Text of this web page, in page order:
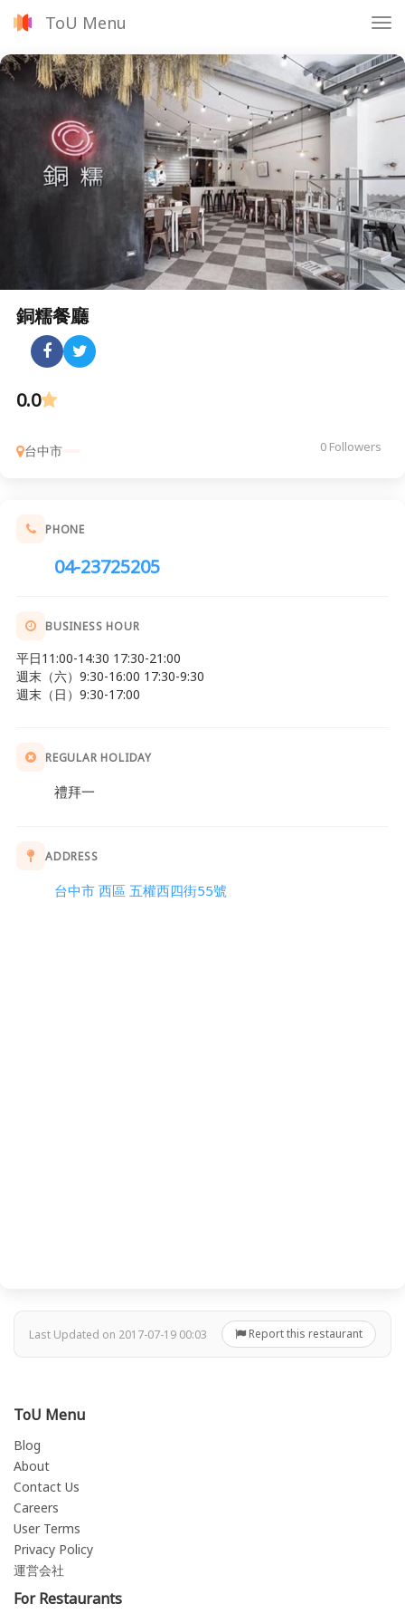
ToU Menu
銅糯餐廳
0.0
台中市 0 Followers
PHONE
04-23725205
BUSINESS HOUR
平日11:00-14:30 17:30-21:00
週末（六）9:30-16:00 17:30-9:30
週末（日）9:30-17:00
REGULAR HOLIDAY
禮拜一
ADDRESS
台中市 西區 五權西四街55號
Last Updated on 2017-07-19 00:03 Report this restaurant
ToU Menu
Blog
About
Contact Us
Careers
User Terms
Privacy Policy
運営会社
For Restaurants